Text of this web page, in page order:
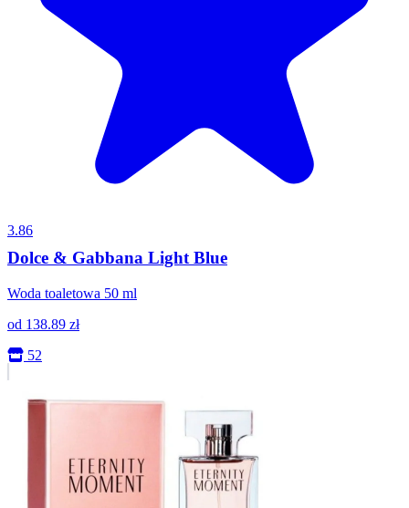
3.86
Dolce & Gabbana Light Blue
Woda toaletowa 50 ml
od 138.89 zł
52